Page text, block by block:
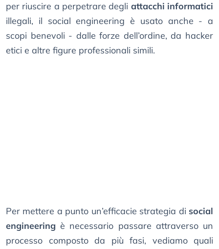
per riuscire a perpetrare degli attacchi informatici
illegali, il social engineering è usato anche - a
scopi benevoli - dalle forze dell’ordine, da hacker
etici e altre figure professionali simili.
Per mettere a punto un’efficacie strategia di social
engineering è necessario passare attraverso un
processo composto da più fasi, vediamo quali